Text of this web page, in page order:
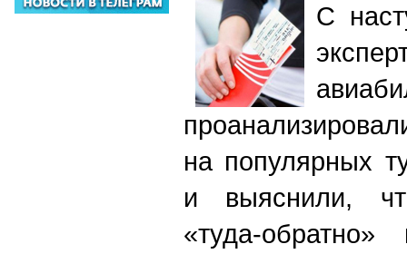
C
на популярных
и выяснили,
«туда-